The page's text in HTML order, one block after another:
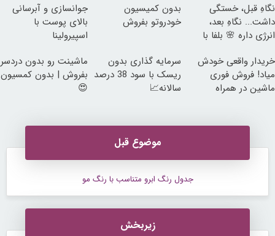
نگاهِ قبل، خستگی
داشت... نگاهِ بعد،
انرژی داره 🌸 بلفا با
بدون کمیسیون
خودروتو بفروش
جوانسازی و آبرسانی
بالای پوست با
اسپیرولینا
خریدار واقعی خودش
میاد! فروش فوری
ماشین در همراه
سرمایه گذاری بدون
ریسک با سود 38 درصد
سالانه📈
ماشینت رو بدون دردسر
بفروش | بدون کمسیون
😍
موضوع قبل
جدول رنگ ابرو متناسب با رنگ مو
زیربخش